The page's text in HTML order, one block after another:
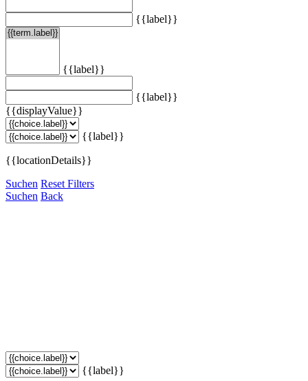
{{label}}
{{label}}
{{label}}
{{displayValue}}
{{label}}
{{locationDetails}}
Suchen Reset Filters
Suchen Back
{{label}}